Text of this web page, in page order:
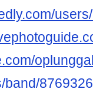
band/